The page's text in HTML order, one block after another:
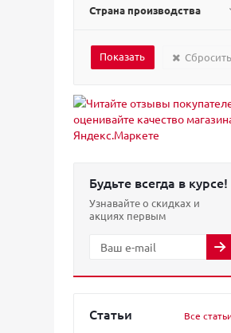
Страна производства
Сбросить
Будьте всегда в курсе!
Узнавайте о скидках и
акциях первым
Статьи Все